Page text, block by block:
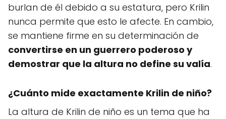
burlan de él debido a su estatura, pero Krilin
nunca permite que esto le afecte. En cambio,
se mantiene firme en su determinación de
convertirse en un guerrero poderoso y
demostrar que la altura no define su valía.
¿Cuánto mide exactamente Krilin de niño?
La altura de Krilin de niño es un tema que ha